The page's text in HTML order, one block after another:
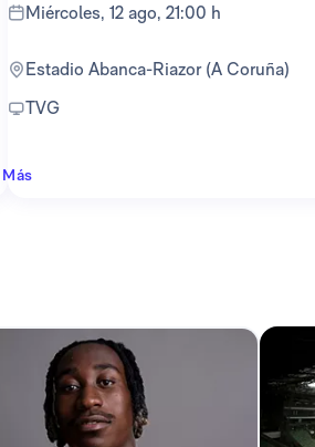
miércoles, 12 ago, 21:00 h
Estadio Abanca-Riazor (A Coruña)
TVG
Más